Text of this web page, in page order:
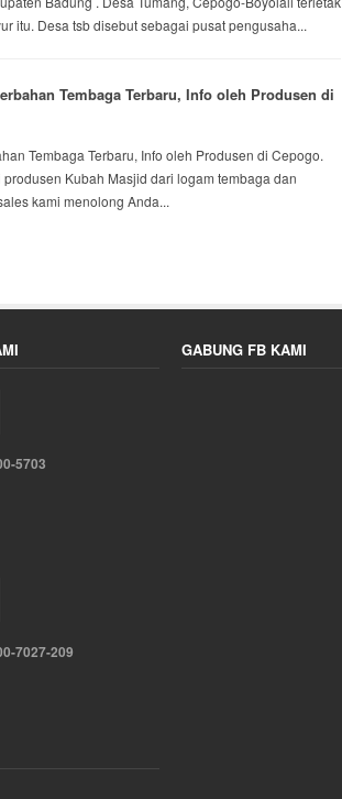
itu. Desa tsb disebut sebagai pusat pengusaha...
Tembaga Terbaru, Info oleh Produsen di
Tembaga Terbaru, Info oleh Produsen di Cepogo.
Kubah Masjid dari logam tembaga dan
kami menolong Anda...
5703
7027-209
GABUNG FB KAMI